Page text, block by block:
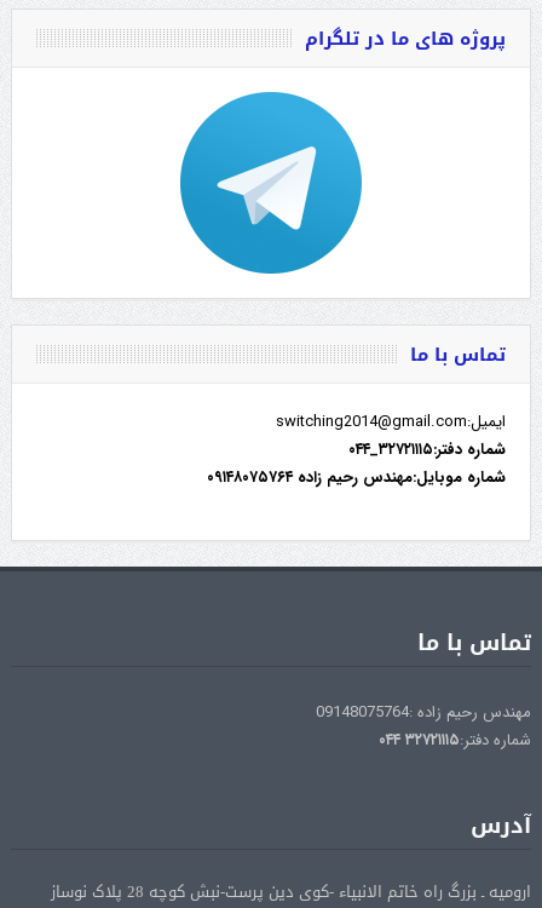
پروژه های ما در تلگرام
تماس با ما
ایمیل:switching2014@gmail.com
شماره دفتر:۳۲۷۲۱۱۱۵_۰۴۴
شماره موبایل:مهندس رحیم زاده ۰۹۱۴۸۰۷۵۷۶۴
تماس با ما
مهندس رحیم زاده :09148075764
شماره دفتر:۳۲۷۲۱۱۱۵۰۴۴
آدرس
ارومیه ـ بزرگ راه خاتم الانبیاء -کوی دین پرست-نبش کوچه 28 پلاک نوساز